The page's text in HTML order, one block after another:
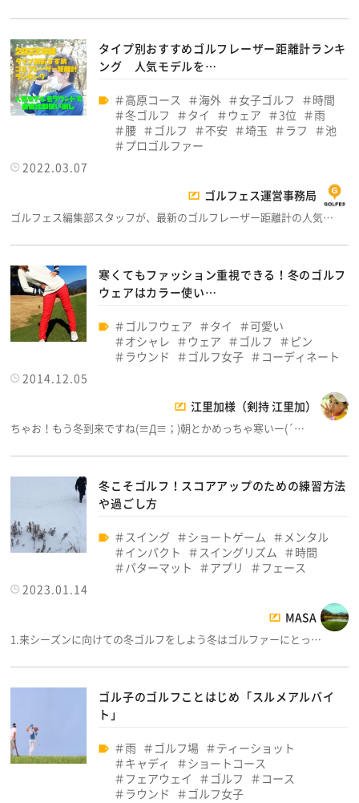
タイプ別おすすめゴルフレーザー距離計ランキ
ング 人気モデルを…
高原コース 海外 女子ゴルフ
時間
冬ゴルフ
タイ ウェア 3位
雨
腰
ゴルフ 不安 埼玉 ラフ
池
プロゴルファー
2022.03.07
ゴルフェス運営事務局
ゴルフェス編集部スタッフが、最新のゴルフレーザー距離計の人気…
寒くてもファッション重視できる！冬のゴルフ
ウェアはカラー使い…
ゴルフウェア タイ
可愛い
オシャレ
ウェア ゴルフ
ピン
ラウンド
ゴルフ女子
コーディネート
2014.12.05
江里加様（剣持 江里加）
ちゃお！もう冬到来ですね(≡Д≡；)朝とかめっちゃ寒いー(´…
冬こそゴルフ！スコアアップのための練習方法
や過ごし方
スイング ショートゲーム
メンタル
インパクト
スイングリズム
時間
パターマット
アプリ
フェース
2023.01.14
MASA
1.来シーズンに向けての冬ゴルフをしよう冬はゴルファーにとっ…
ゴル子のゴルフことはじめ「スルメアルバイ
ト」
雨 ゴルフ場
ティーショット
キャディ
ショートコース
フェアウェイ
ゴルフ
コース
ラウンド
ゴルフ女子